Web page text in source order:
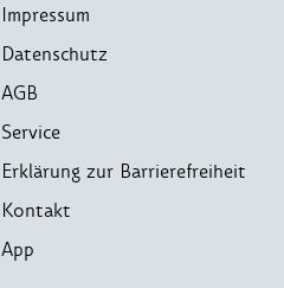
Impressum
Datenschutz
AGB
Service
Erklärung zur Barrierefreiheit
Kontakt
App